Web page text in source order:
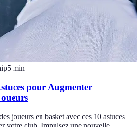
5 min
pour Augmenter
joueurs en basket avec ces 10 astuces
votre club. Impulsez une nouvelle